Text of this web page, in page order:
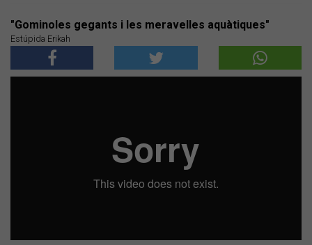
"Gominoles gegants i les meravelles aquàtiques"
Estúpida Erikah